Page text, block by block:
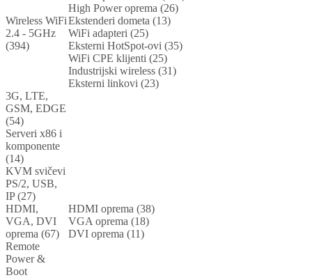
Wireless WiFi
2.4 - 5GHz
(394)
High Power oprema (26)
Ekstenderi dometa (13)
WiFi adapteri (25)
Eksterni HotSpot-ovi (35)
WiFi CPE klijenti (25)
Industrijski wireless (31)
Eksterni linkovi (23)
3G, LTE,
GSM, EDGE
(54)
Serveri x86 i
komponente
(14)
KVM svičevi
PS/2, USB,
IP (27)
HDMI,
VGA, DVI
oprema (67)
HDMI oprema (38)
VGA oprema (18)
DVI oprema (11)
Remote
Power &
Boot